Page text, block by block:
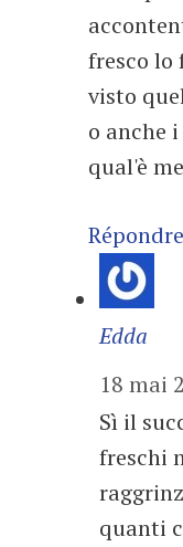
fresco lo
visto
o anche
qual'è
Répondre
Edda
18 mai
Sì il
freschi
quanti